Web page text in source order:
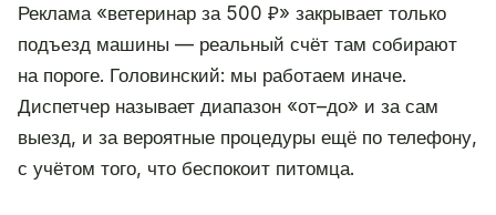
Реклама «ветеринар за 500 ₽» закрывает только
подъезд машины — реальный счёт там собирают
на пороге. Головинский: мы работаем иначе.
Диспетчер называет диапазон «от–до» и за сам
выезд, и за вероятные процедуры ещё по телефону,
с учётом того, что беспокоит питомца.